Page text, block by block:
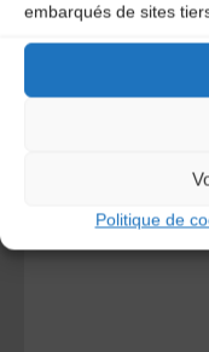
embarqués de sites
Politique de